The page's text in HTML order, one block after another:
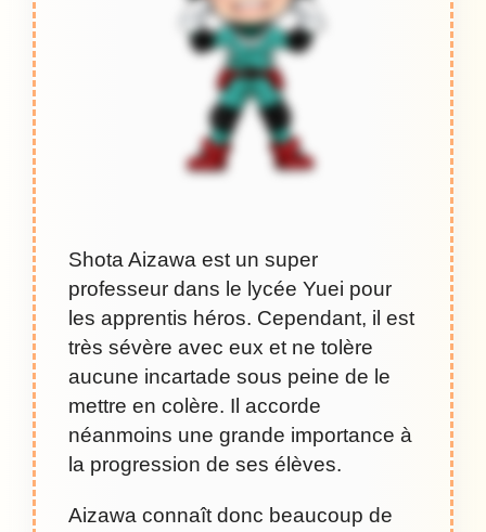
Shota Aizawa est un super
professeur dans le lycée Yuei pour
les apprentis héros. Cependant, il est
très sévère avec eux et ne tolère
aucune incartade sous peine de le
mettre en colère. Il accorde
néanmoins une grande importance à
la progression de ses élèves.
Aizawa connaît donc beaucoup de